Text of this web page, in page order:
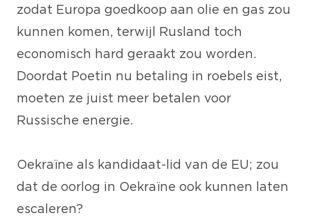
zodat Europa goedkoop aan olie en gas zou
kunnen komen, terwijl Rusland toch
economisch hard geraakt zou worden.
Doordat Poetin nu betaling in roebels eist,
moeten ze juist meer betalen voor
Russische energie.
Oekraïne als kandidaat-lid van de EU; zou
dat de oorlog in Oekraïne ook kunnen laten
escaleren?